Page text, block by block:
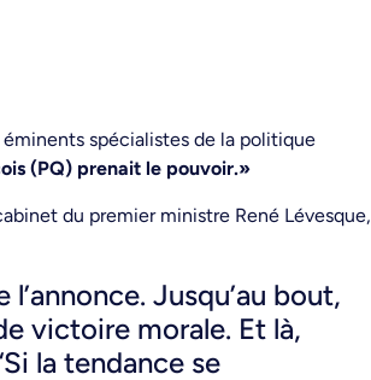
spécialistes de la politique
(PQ) prenait le pouvoir.»
du premier ministre René Lévesque,
Jusqu’au bout,
victoire morale. Et là,
la tendance se